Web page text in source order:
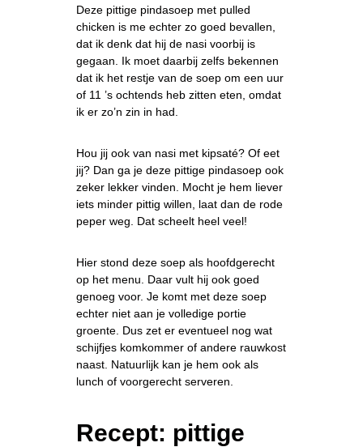
Deze pittige pindasoep met pulled
chicken is me echter zo goed bevallen,
dat ik denk dat hij de nasi voorbij is
gegaan. Ik moet daarbij zelfs bekennen
dat ik het restje van de soep om een uur
of 11 ’s ochtends heb zitten eten, omdat
ik er zo’n zin in had.
Hou jij ook van nasi met kipsaté? Of eet
jij? Dan ga je deze pittige pindasoep ook
zeker lekker vinden. Mocht je hem liever
iets minder pittig willen, laat dan de rode
peper weg. Dat scheelt heel veel!
Hier stond deze soep als hoofdgerecht
op het menu. Daar vult hij ook goed
genoeg voor. Je komt met deze soep
echter niet aan je volledige portie
groente. Dus zet er eventueel nog wat
schijfjes komkommer of andere rauwkost
naast. Natuurlijk kan je hem ook als
lunch of voorgerecht serveren.
Recept: pittige